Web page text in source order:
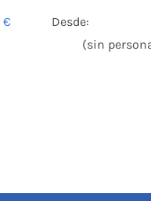
€
Desde:
(sin